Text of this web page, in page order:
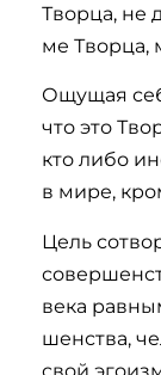
Твор­ца, не
ме Твор­ца,
Ощущая
что это
кто либо
в ми­ре,
Цель
ве­ка
шен­ст­ва,